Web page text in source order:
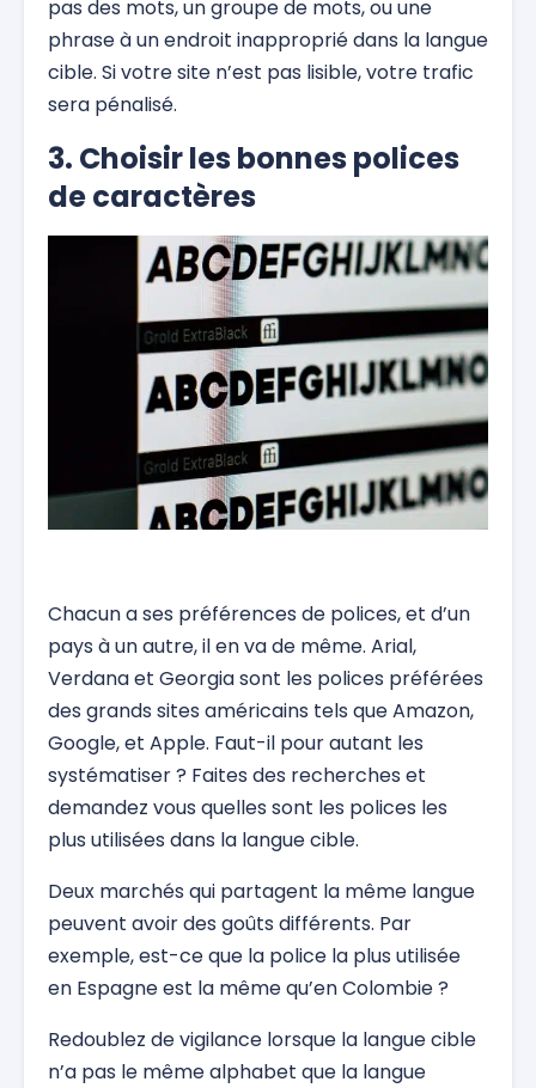
pas des mots, un groupe de mots, ou une
phrase à un endroit inapproprié dans la langue
cible. Si votre site n’est pas lisible, votre trafic
sera pénalisé.
3. Choisir les bonnes polices
de caractères
Chacun a ses préférences de polices, et d’un
pays à un autre, il en va de même. Arial,
Verdana et Georgia sont les polices préférées
des grands sites américains tels que Amazon,
Google, et Apple. Faut-il pour autant les
systématiser ? Faites des recherches et
demandez vous quelles sont les polices les
plus utilisées dans la langue cible.
Deux marchés qui partagent la même langue
peuvent avoir des goûts différents. Par
exemple, est-ce que la police la plus utilisée
en Espagne est la même qu’en Colombie ?
Redoublez de vigilance lorsque la langue cible
n’a pas le même alphabet que la langue